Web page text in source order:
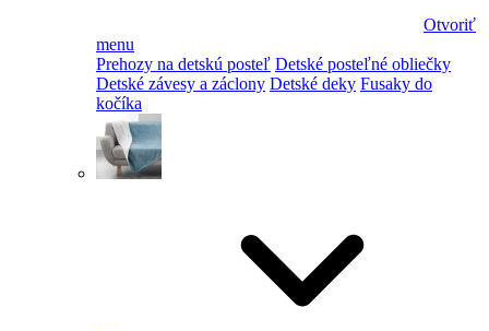
Otvoriť
menu
Prehozy na detskú posteľ Detské posteľné obliečky
Detské závesy a záclony Detské deky Fusaky do
kočíka